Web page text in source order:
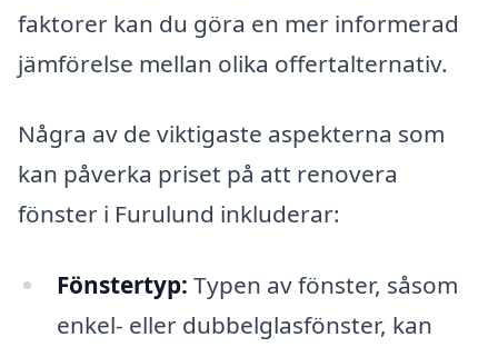
faktorer kan du göra en mer informerad
jämförelse mellan olika offertalternativ.
Några av de viktigaste aspekterna som
kan påverka priset på att renovera
fönster i Furulund inkluderar:
Fönstertyp: Typen av fönster, såsom
enkel- eller dubbelglasfönster, kan